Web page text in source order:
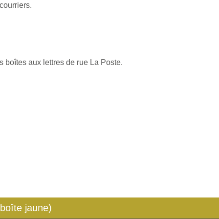
boîtes aux lettres de rue La Poste.
jaune)